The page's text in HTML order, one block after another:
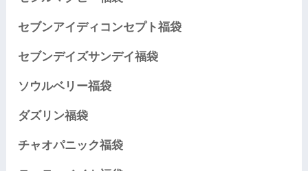
セブンアイディコンセプト福袋
セブンデイズサンデイ福袋
ソウルベリー福袋
ダズリン福袋
チャオパニック福袋